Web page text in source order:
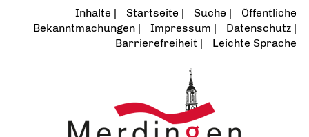
Inhalte Startseite Suche
Öffentliche
Bekanntmachungen
Impressum
Datenschutz
Barrierefreiheit
Leichte Sprache